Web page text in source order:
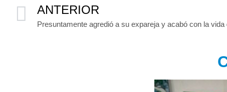
ANTERIOR
Presuntamente agredió a su expareja y acabó con la